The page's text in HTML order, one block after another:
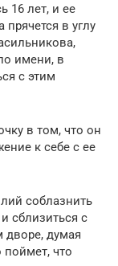
16 лет, и ее
прячется в углу
имени, в
с этим
в том, что он
к себе с ее
соблазнить
сблизиться с
дворе, думая
что